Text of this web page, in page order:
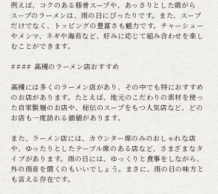
例えば、コクのある豚骨スープや、あっさりとした鶏がら
スープのラーメンは、雨の日にぴったりです。また、スープ
だけでなく、トッピングの豊富さも魅力です。チャーシュー
やメンマ、ネギや海苔など、好みに応じて組み合わせを楽し
むことができます。
#### 高槻のラーメン店おすすめ
高槻には多くのラーメン店があり、その中でも特におすすめ
のお店があります。たとえば、地元のこだわりの素材を使っ
た自家製麺のお店や、秘伝のスープをもつ人気店など、どの
お店も一度訪れる価値があります。
また、ラーメン店には、カウンター席のみのおしゃれな店
や、ゆったりとしたテーブル席のある店など、さまざまなタ
イプがあります。雨の日には、ゆっくりと食事をしながら、
外の雨音を聞くのもいいでしょう。まさに、雨の日の味方と
も言える存在です。